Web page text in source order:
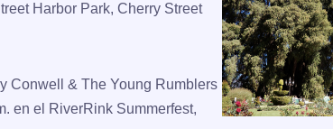
Harbor Park, Cherry Street
Conwell & The Young Rumblers
en el RiverRink Summerfest,